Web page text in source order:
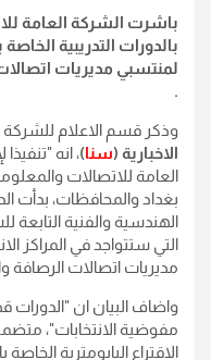
باشرت الشركة العامة
بالدورات التدريبية الخاصة
لمنتسبي مديريات
.
وذكر قسم الاعلام
الاخبارية (سنا)، انه
العامة للاتصالات
بغداد والمحافظات، بدأت
الهندسية والفنية التابعة
التي ستتواجد في المراكز
مديريات اتصالات الرصافة
واضاف البيان ان
مفوضية الانتخابات"،
الاقتراع البايومترية الخاصة